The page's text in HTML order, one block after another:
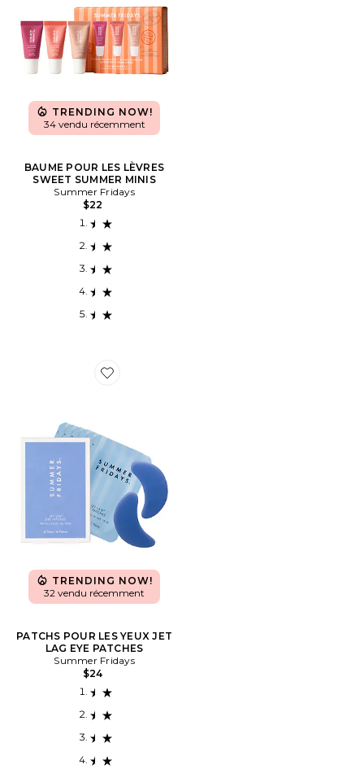
TRENDING NOW!
34 vendu récemment
BAUME POUR LES LÈVRES
SWEET SUMMER MINIS
Summer Fridays
$22
Favorite PATCHS POUR LES YEUX JET LAG EYE
TRENDING NOW!
32 vendu récemment
PATCHS POUR LES YEUX JET
LAG EYE PATCHES
Summer Fridays
$24